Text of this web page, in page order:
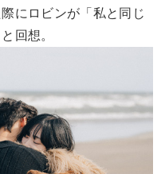
にロビンが「私と同じ
回想。